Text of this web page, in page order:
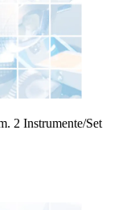
2 Instrumente/Set